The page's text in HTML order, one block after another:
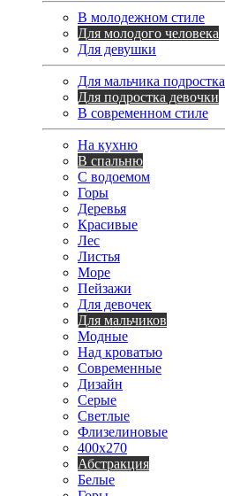
В молодежном стиле
Для молодого человека
Для девушки
Для мальчика подростка
Для подростка девочки
В современном стиле
На кухню
В спальню
С водоемом
Горы
Деревья
Красивые
Лес
Листья
Море
Пейзажи
Для девочек
Для мальчиков
Модные
Над кроватью
Современные
Дизайн
Серые
Светлые
Флизелиновые
400х270
Абстракция
Белые